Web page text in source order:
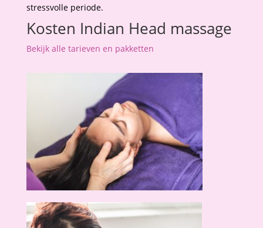
stressvolle periode.
Kosten Indian Head massage
Bekijk alle tarieven en pakketten